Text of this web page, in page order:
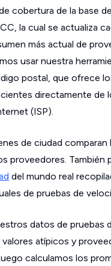
cobertura de la base
la cual se actualiza
más actual de
usar nuestra
postal, que ofrece
directamente de
(ISP).
de ciudad comparan
proveedores. También
del mundo real
de pruebas de
datos de pruebas
atípicos y
calculamos los